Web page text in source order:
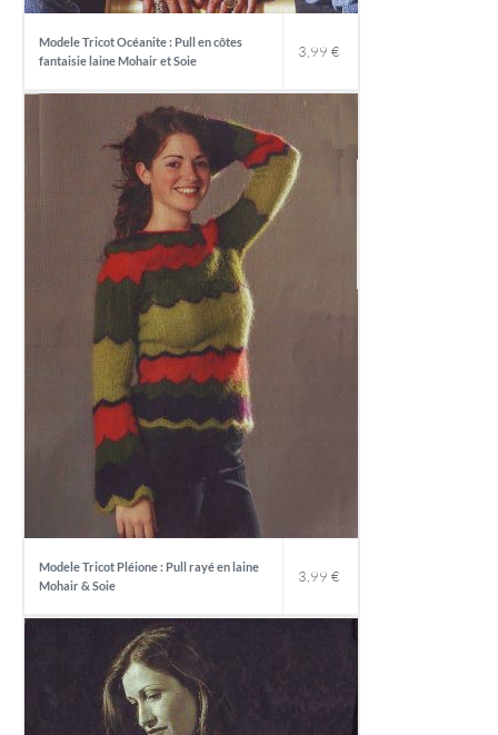
3,99 €
Modele Tricot Océanite : Pull en côtes
fantaisie laine Mohair et Soie
3,99 €
Modele Tricot Pléione : Pull rayé en laine
Mohair & Soie